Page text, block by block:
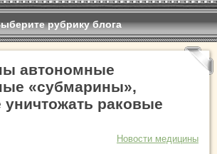
рубрику блога
автономные
«субмарины»,
раковые
Новости медицины